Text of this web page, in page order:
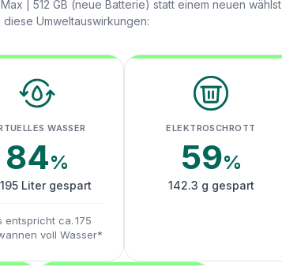
| 512 GB (neue Batterie) statt einem neuen wählst,
Umweltauswirkungen:
WASSER
84%
Liter gespart
entspricht ca. 175
voll Wasser*
ELEKTROSCHROTT
59%
142.3 g gespart